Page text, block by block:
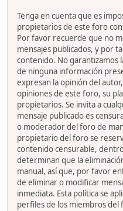
Tenga en cuenta que es
propietarios de este foro
Por favor recuerde que no
mensajes publicados, y por
contenido. No garantizamos
de ninguna información
expresan la opinión del
opiniones de este foro, su
propietarios. Se invita a
mensaje publicado es
o moderador del foro de
propietario del foro se
contenido censurable,
determinan que la
manual, así que, por favor
de eliminar o modificar
inmediata. Esta política se
perfiles de los miembros del